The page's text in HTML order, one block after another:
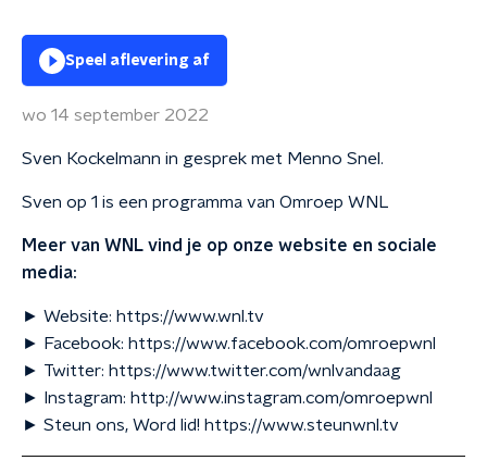
Speel aflevering af
wo 14 september 2022
Sven Kockelmann in gesprek met Menno Snel.
Sven op 1 is een programma van Omroep WNL
Meer van WNL vind je op onze website en sociale
media:
► Website: https://www.wnl.tv
► Facebook: https://www.facebook.com/omroepwnl
► Twitter: https://www.twitter.com/wnlvandaag
► Instagram: http://www.instagram.com/omroepwnl
► Steun ons, Word lid! https://www.steunwnl.tv